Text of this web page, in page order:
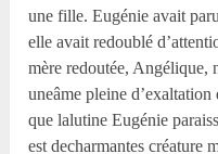
une fille. Eugénie avait
elle avait redoublé
mère redoutée, Angélique,
uneâme pleine
que lalutine Eugénie
est decharmantes créature